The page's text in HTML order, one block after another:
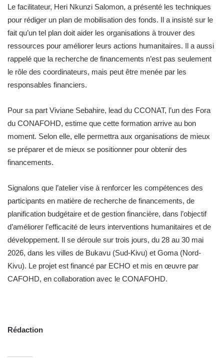
Le facilitateur, Heri Nkunzi Salomon, a présenté les techniques
pour rédiger un plan de mobilisation des fonds. Il a insisté sur le
fait qu’un tel plan doit aider les organisations à trouver des
ressources pour améliorer leurs actions humanitaires. Il a aussi
rappelé que la recherche de financements n’est pas seulement
le rôle des coordinateurs, mais peut être menée par les
responsables financiers.
Pour sa part Viviane Sebahire, lead du CCONAT, l’un des Fora
du CONAFOHD, estime que cette formation arrive au bon
moment. Selon elle, elle permettra aux organisations de mieux
se préparer et de mieux se positionner pour obtenir des
financements.
Signalons que l’atelier vise à renforcer les compétences des
participants en matière de recherche de financements, de
planification budgétaire et de gestion financière, dans l’objectif
d’améliorer l’efficacité de leurs interventions humanitaires et de
développement. Il se déroule sur trois jours, du 28 au 30 mai
2026, dans les villes de Bukavu (Sud-Kivu) et Goma (Nord-
Kivu). Le projet est financé par ECHO et mis en œuvre par
CAFOHD, en collaboration avec le CONAFOHD.
Rédaction